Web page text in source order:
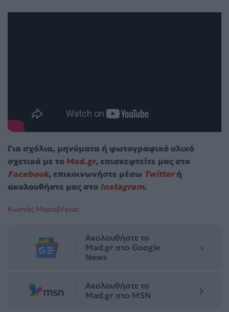
Για σχόλια, μηνύματα ή φωτογραφικό υλικό
σχετικά με το Mad.gr, επισκεφτείτε μας στο
Facebook, επικοινωνήστε μέσω Twitterή
ακολουθήστε μας στο Instagram.
Κωστής Μαραβέγιας
Ακολουθήστε το
Mad.gr στο Google
News
Ακολουθήστε το
Mad.gr στο MSN